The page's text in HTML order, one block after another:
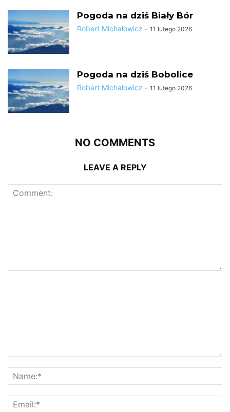
Pogoda na dziś Biały Bór
Robert Michałowicz - 11 lutego 2026
Pogoda na dziś Bobolice
Robert Michałowicz - 11 lutego 2026
NO COMMENTS
LEAVE A REPLY